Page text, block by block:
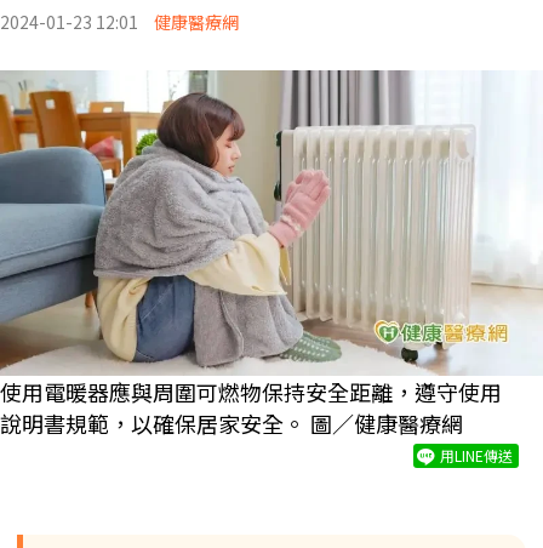
2024-01-23 12:01 健康醫療網
使用電暖器應與周圍可燃物保持安全距離，遵守使用
說明書規範，以確保居家安全。 圖／健康醫療網
用LINE傳送